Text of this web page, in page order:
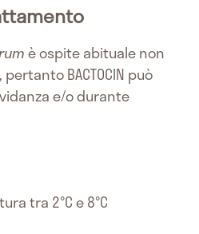
è ospite abituale non
BACTOCIN può
e/o durante
tra 2°C e 8°C